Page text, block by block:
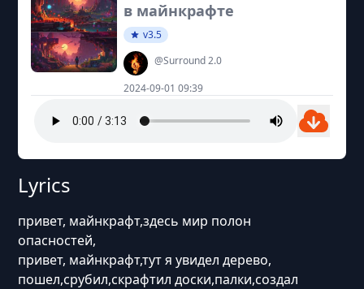
в майнкрафте
v3.5
@Surround 2.0
2024-09-01 09:39
Lyrics
привет, майнкрафт,здесь мир полон
опасностей,
привет, майнкрафт,тут я увидел дерево,
пошел,срубил,скрафтил доски,палки,создал